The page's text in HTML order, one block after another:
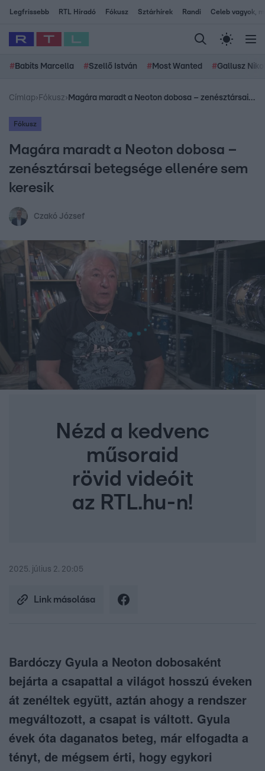
Legfrissebb RTL Híradó Fókusz Sztárhírek Randi Celeb vagyok,
# Babits Marcella #Szellő István # Most Wanted #Gallusz
Címlap› Fókusz› Magára maradt a Neoton dobosa – zenésztársai betegsége ellenére sem keresik
Fókusz
Magára maradt a Neoton dobosa –
zenésztársai betegsége ellenére sem
keresik
Czakó József
Nézd a kedvenc
műsoraid
rövid videóit
az RTL.hu-n!
2025. július 2. 20:05
Link másolása
Bardóczy Gyula a Neoton dobosaként
bejárta a csapattal a világot hosszú éveken
át zenéltek együtt, aztán ahogy a rendszer
megváltozott, a csapat is váltott. Gyula
évek óta daganatos beteg, már elfogadta a
tényt, de mégsem érti, hogy egykori